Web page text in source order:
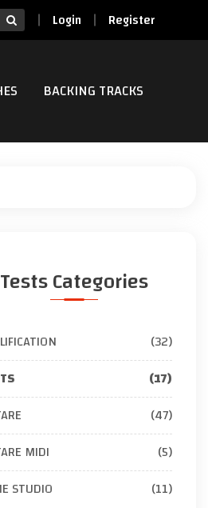
Login Register
BACKING TRACKS
Tests Categories
(32)
(17)
(47)
MIDI
(5)
STUDIO
(11)